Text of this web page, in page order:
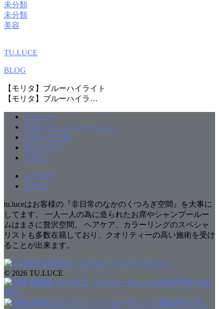
未分類
未分類
美容
TU.LUCE
BLOG
【モリタ】ブルーハイライト
【モリタ】ブルーハイラ…
メニュー
サロンインフォメーション
スタッフ一覧
ギャラリー
ブログ
ムービー
コラム
tu.luceはお客様の『非日常のなかのくつろぎ空間』を大事に
してます。 一人一人の為に造られたお席やシャンプールー
ムはまさに贅沢空間。 ヘアケア、カラーリングのスペシャ
リストも多数在籍しており、クオリティーの高い施術を受け
ることが出来ます。
© 2026 TU.LUCE
WEB
予約
TEL